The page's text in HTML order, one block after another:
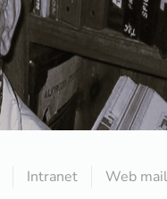
Intranet Web mail